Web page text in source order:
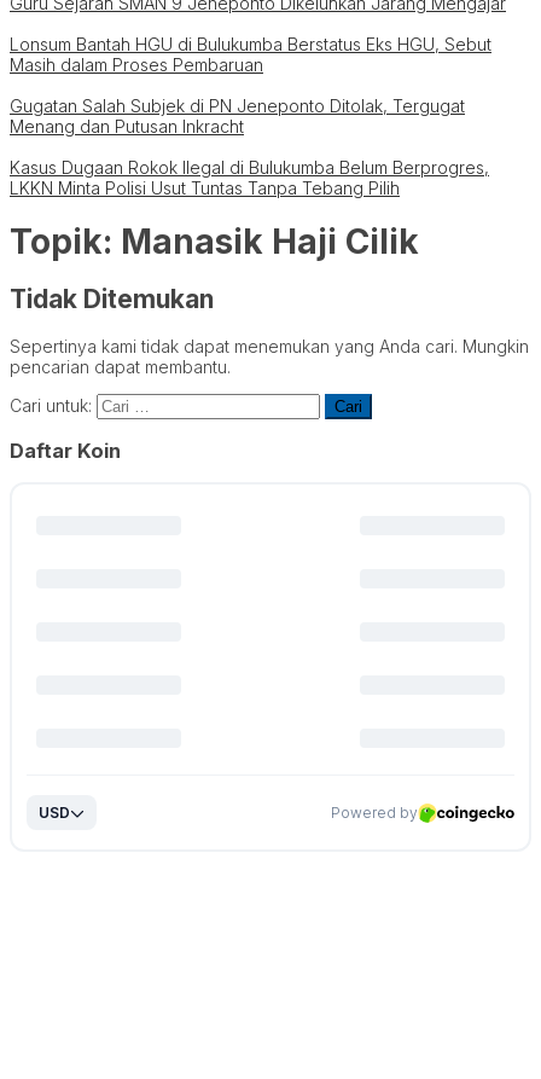
Lonsum Bantah HGU di Bulukumba Berstatus Eks HGU, Sebut
Masih dalam Proses Pembaruan
Gugatan Salah Subjek di PN Jeneponto Ditolak, Tergugat
Menang dan Putusan Inkracht
Kasus Dugaan Rokok Ilegal di Bulukumba Belum Berprogres,
LKKN Minta Polisi Usut Tuntas Tanpa Tebang Pilih
Topik: Manasik Haji Cilik
Tidak Ditemukan
Sepertinya kami tidak dapat menemukan yang Anda cari. Mungkin
pencarian dapat membantu.
Cari untuk:
Daftar Koin